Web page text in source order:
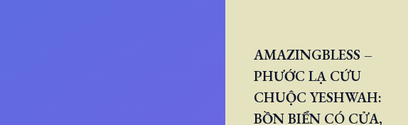
AMAZINGBLESS –
PHƯỚC LẠ CỨU
CHUỘC YESHWAH:
BỒN BIỂN CÓ CỬA,